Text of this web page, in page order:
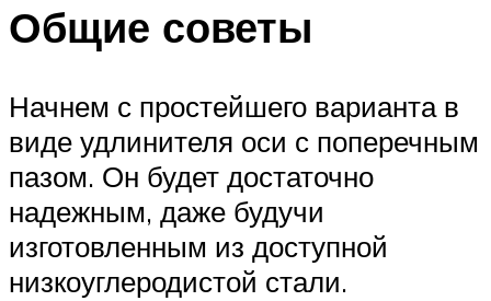
Общие советы
Начнем с простейшего варианта в
виде удлинителя оси с поперечным
пазом. Он будет достаточно
надежным, даже будучи
изготовленным из доступной
низкоуглеродистой стали.